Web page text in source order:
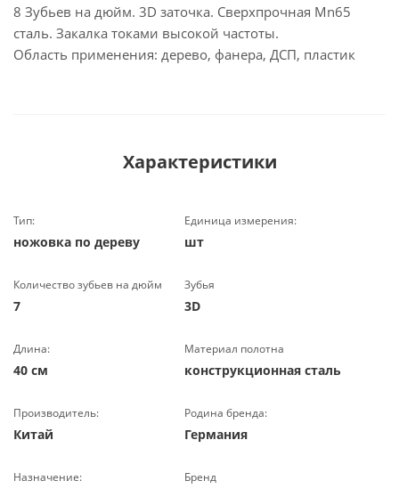
8 Зубьев на дюйм. 3D заточка. Сверхпрочная Mn65
сталь. Закалка токами высокой частоты.
Область применения: дерево, фанера, ДСП, пластик
Характеристики
Тип:
ножовка по дереву
Единица измерения:
шт
Количество зубьев на дюйм
7
Зубья
3D
Длина:
40 см
Материал полотна
конструкционная сталь
Производитель:
Китай
Родина бренда:
Германия
Назначение: Бренд